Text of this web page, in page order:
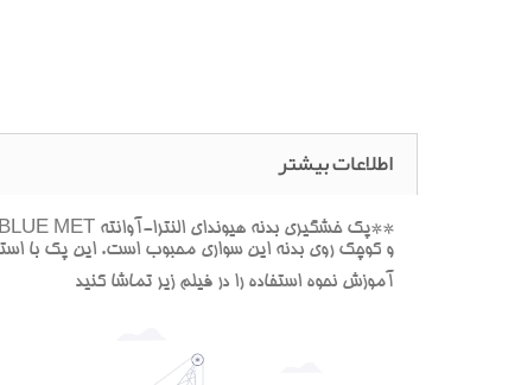
اطلاعات بیشتر
و کوچک روي بدنه اين سواري محبوب است. اين پک با
آموزش نحوه استفاده را در فيلم زير تماشا کنيد